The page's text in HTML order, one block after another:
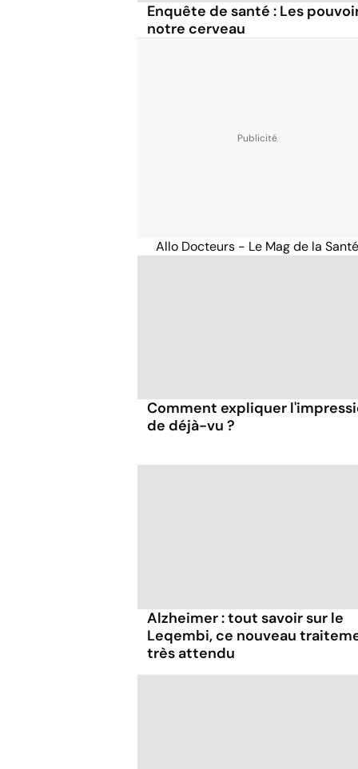
Enquête de santé : Les
notre cerveau
Allo Docteurs - Le Mag de la Santé
Comment expliquer
de déjà-vu ?
Alzheimer : tout savoir sur le
Leqembi, ce nouveau
très attendu